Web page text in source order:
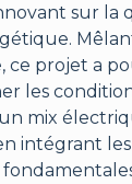
sur la
ce projet a
les
mix
intégrant les